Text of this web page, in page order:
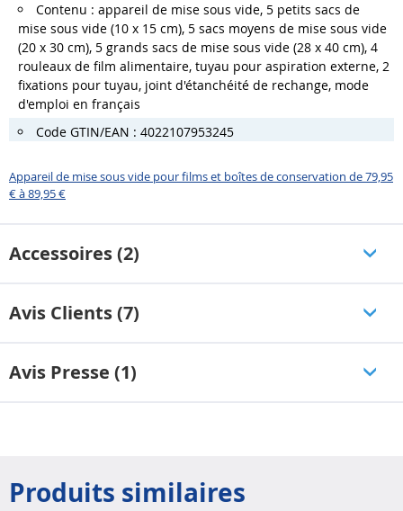
Contenu : appareil de mise sous vide, 5 petits sacs de
mise sous vide (10 x 15 cm), 5 sacs moyens de mise sous vide
(20 x 30 cm), 5 grands sacs de mise sous vide (28 x 40 cm), 4
rouleaux de film alimentaire, tuyau pour aspiration externe, 2
fixations pour tuyau, joint d'étanchéité de rechange, mode
d'emploi en français
Code GTIN/EAN : 4022107953245
Appareil de mise sous vide pour films et boîtes de conservation de 79,95
€ à 89,95 €
Accessoires (2)
Avis Clients (7)
Avis Presse (1)
Produits similaires